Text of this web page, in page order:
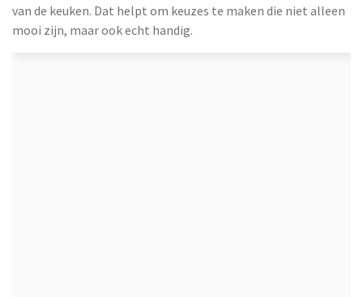
van de keuken. Dat helpt om keuzes te maken die niet alleen
mooi zijn, maar ook echt handig.